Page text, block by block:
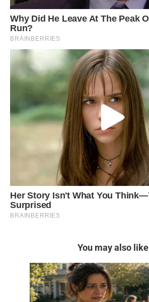
You may also like